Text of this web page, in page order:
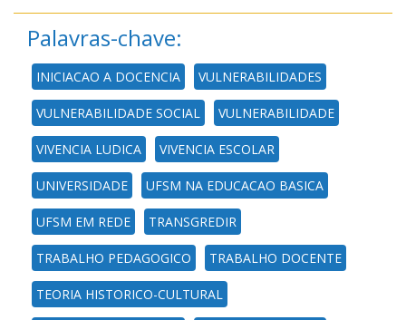
Palavras-chave:
INICIACAO A DOCENCIA VULNERABILIDADES
VULNERABILIDADE SOCIAL VULNERABILIDADE
VIVENCIA LUDICA VIVENCIA ESCOLAR
UNIVERSIDADE UFSM NA EDUCACAO BASICA
UFSM EM REDE TRANSGREDIR
TRABALHO PEDAGOGICO TRABALHO DOCENTE
TEORIA HISTORICO-CULTURAL